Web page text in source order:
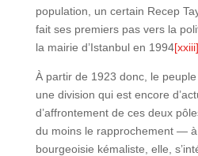
population, un certain Recep
fait ses premiers pas vers la
la mairie d’Istanbul en 1994[xxiii]
À partir de 1923 donc, le
une division qui est encore
d’affrontement de ces deux
du moins le rapprochement — à
bourgeoisie kémaliste, elle,